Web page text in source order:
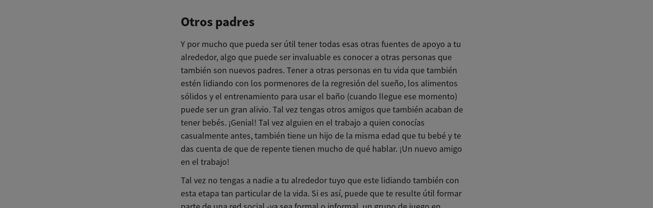
Otros padres
Y por mucho que pueda ser útil tener todas esas otras fuentes de apoyo a tu
alrededor, algo que puede ser invaluable es conocer a otras personas que
también son nuevos padres. Tener a otras personas en tu vida que también
estén lidiando con los pormenores de la regresión del sueño, los alimentos
sólidos y el entrenamiento para usar el baño (cuando llegue ese momento)
puede ser un gran alivio. Tal vez tengas otros amigos que también acaban de
tener bebés. ¡Genial! Tal vez alguien en el trabajo a quien conocías
casualmente antes, también tiene un hijo de la misma edad que tu bebé y te
das cuenta de que de repente tienen mucho de qué hablar. ¡Un nuevo amigo
en el trabajo!
Tal vez no tengas a nadie a tu alrededor tuyo que este lidiando también con
esta etapa tan particular de la vida. Si es así, puede que te resulte útil formar